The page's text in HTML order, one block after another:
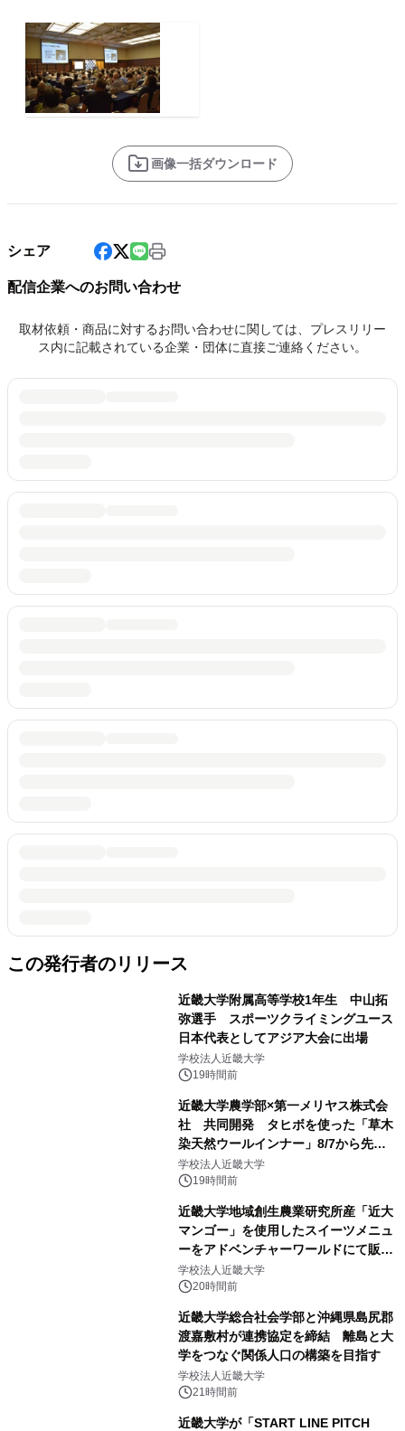
画像一括ダウンロード
シェア
配信企業へのお問い合わせ
取材依頼・商品に対するお問い合わせに関しては、プレスリリー
ス内に記載されている企業・団体に直接ご連絡ください。
この発行者のリリース
近畿大学附属高等学校1年生 中山拓
弥選手 スポーツクライミングユース
日本代表としてアジア大会に出場
学校法人近畿大学
19時間前
近畿大学農学部×第一メリヤス株式会
社 共同開発 タヒボを使った「草木
染天然ウールインナー」8/7から先行
販売
学校法人近畿大学
19時間前
近畿大学地域創生農業研究所産「近大
マンゴー」を使用したスイーツメニュ
ーをアドベンチャーワールドにて販売
します パークでしか味わえない期間
限定スイーツを楽しんで♪
学校法人近畿大学
20時間前
近畿大学総合社会学部と沖縄県島尻郡
渡嘉敷村が連携協定を締結 離島と大
学をつなぐ関係人口の構築を目指す
学校法人近畿大学
21時間前
近畿大学が「START LINE PITCH